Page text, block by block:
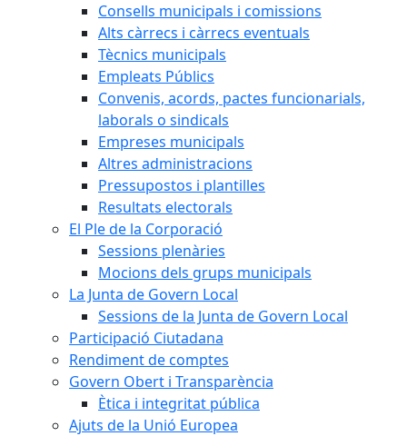
Consells municipals i comissions
Alts càrrecs i càrrecs eventuals
Tècnics municipals
Empleats Públics
Convenis, acords, pactes funcionarials,
laborals o sindicals
Empreses municipals
Altres administracions
Pressupostos i plantilles
Resultats electorals
El Ple de la Corporació
Sessions plenàries
Mocions dels grups municipals
La Junta de Govern Local
Sessions de la Junta de Govern Local
Participació Ciutadana
Rendiment de comptes
Govern Obert i Transparència
Ètica i integritat pública
Ajuts de la Unió Europea